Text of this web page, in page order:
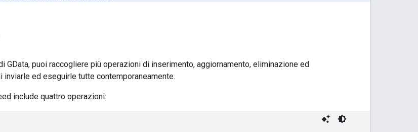
GData, puoi raccogliere più operazioni di inserimento, aggiornamento, eliminazione ed
inviarle ed eseguirle tutte contemporaneamente.
include quattro operazioni: